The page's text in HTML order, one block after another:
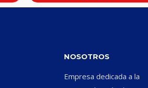
NOSOTROS
Empresa dedicada a la